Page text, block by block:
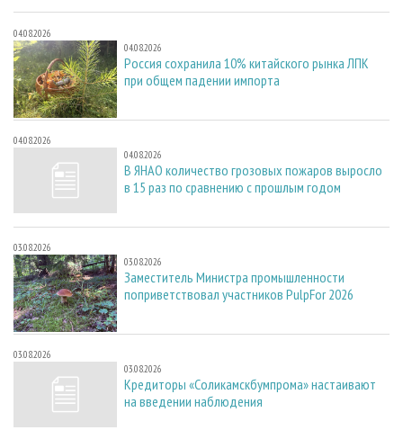
04.08.2026
04.08.2026
Россия сохранила 10% китайского рынка ЛПК
при общем падении импорта
04.08.2026
04.08.2026
В ЯНАО количество грозовых пожаров выросло
в 15 раз по сравнению с прошлым годом
03.08.2026
03.08.2026
Заместитель Министра промышленности
поприветствовал участников PulpFor 2026
03.08.2026
03.08.2026
Кредиторы «Соликамскбумпрома» настаивают
на введении наблюдения